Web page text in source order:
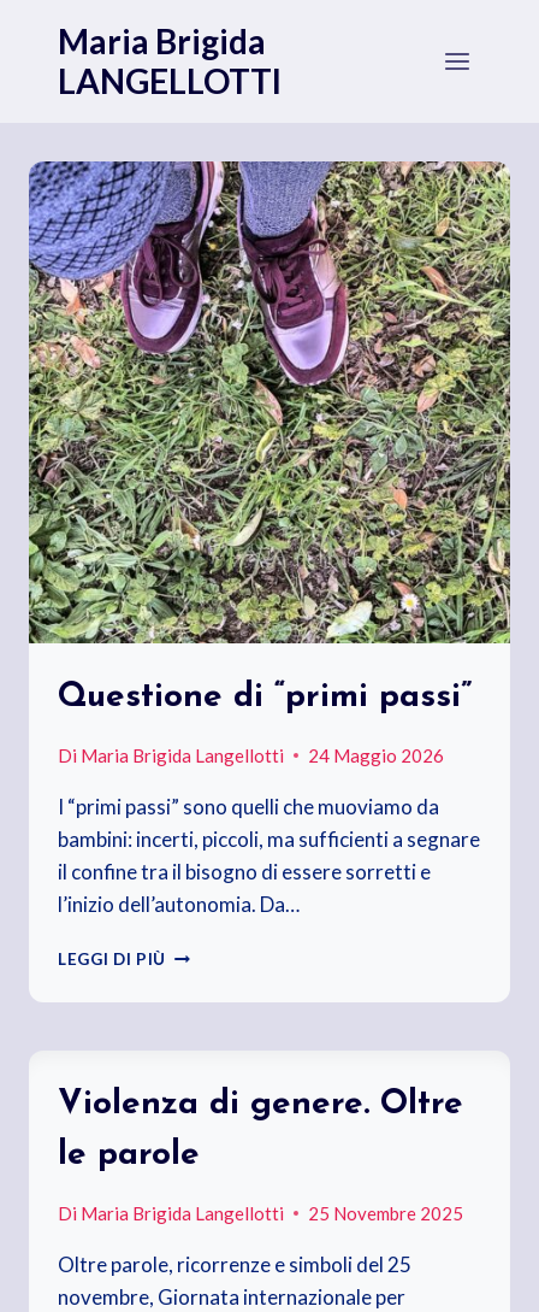
contenuto
Maria Brigida
LANGELLOTTI
Questione di “primi passi”
Di Maria Brigida Langellotti 24 Maggio 2026
I “primi passi” sono quelli che muoviamo da
bambini: incerti, piccoli, ma sufficienti a segnare
il confine tra il bisogno di essere sorretti e
l’inizio dell’autonomia. Da…
LEGGI DI PIÙ QUESTIONE
“PRIMI
Violenza di genere. Oltre
le parole
Di Maria Brigida Langellotti 25 Novembre 2025
Oltre parole, ricorrenze e simboli del 25
novembre, Giornata internazionale per